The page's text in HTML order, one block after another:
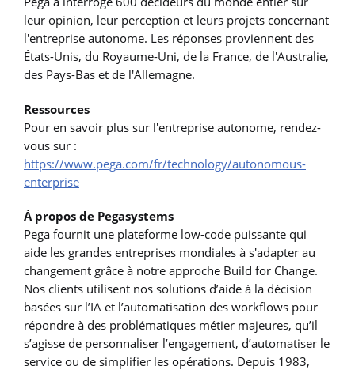
leur opinion, leur perception et leurs projets concernant
l'entreprise autonome. Les réponses proviennent des
États-Unis, du Royaume-Uni, de la France, de l'Australie,
des Pays-Bas et de l'Allemagne.
Ressources
Pour en savoir plus sur l'entreprise autonome, rendez-
vous sur :
https://www.pega.com/fr/technology/autonomous-
enterprise
À propos de Pegasystems
Pega fournit une plateforme low-code puissante qui
aide les grandes entreprises mondiales à s'adapter au
changement grâce à notre approche Build for Change.
Nos clients utilisent nos solutions d’aide à la décision
basées sur l’IA et l’automatisation des workflows pour
répondre à des problématiques métier majeures, qu’il
s’agisse de personnaliser l’engagement, d’automatiser le
service ou de simplifier les opérations. Depuis 1983,